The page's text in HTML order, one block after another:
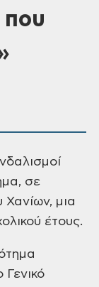
που
σε
μια
έτους.